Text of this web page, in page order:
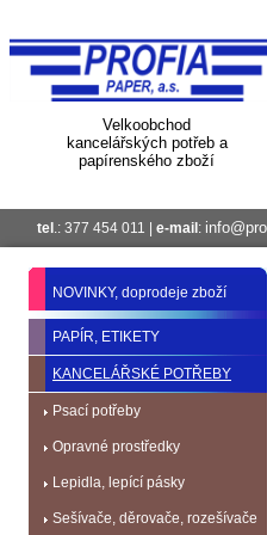
Velkoobchod
kancelářských potřeb a
papírenského zboží
tel .: 377 454 011 | e-mail :
NOVINKY, doprodeje zboží
PAPÍR, ETIKETY
KANCELÁŘSKÉ POTŘEBY
Psací potřeby
Opravné prostředky
Lepidla, lepící pásky
Sešívače, děrovače, rozešívače